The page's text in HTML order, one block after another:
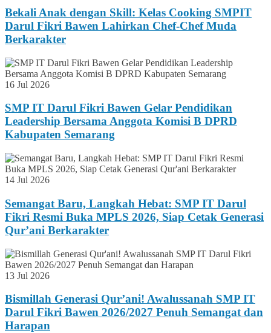
Bekali Anak dengan Skill: Kelas Cooking SMPIT
Darul Fikri Bawen Lahirkan Chef-Chef Muda
Berkarakter
16 Jul 2026
SMP IT Darul Fikri Bawen Gelar Pendidikan
Leadership Bersama Anggota Komisi B DPRD
Kabupaten Semarang
14 Jul 2026
Semangat Baru, Langkah Hebat: SMP IT Darul
Fikri Resmi Buka MPLS 2026, Siap Cetak Generasi
Qur’ani Berkarakter
13 Jul 2026
Bismillah Generasi Qur’ani! Awalussanah SMP IT
Darul Fikri Bawen 2026/2027 Penuh Semangat dan
Harapan